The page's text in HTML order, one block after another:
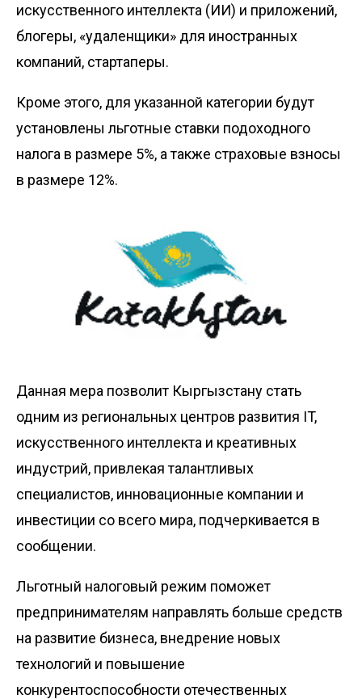
искусственного интеллекта (ИИ) и приложений,
блогеры, «удаленщики» для иностранных
компаний, стартаперы.
Кроме этого, для указанной категории будут
установлены льготные ставки подоходного
налога в размере 5%, а также страховые взносы
в размере 12%.
Данная мера позволит Кыргызстану стать
одним из региональных центров развития IT,
искусственного интеллекта и креативных
индустрий, привлекая талантливых
специалистов, инновационные компании и
инвестиции со всего мира, подчеркивается в
сообщении.
Льготный налоговый режим поможет
предпринимателям направлять больше средств
на развитие бизнеса, внедрение новых
технологий и повышение
конкурентоспособности отечественных